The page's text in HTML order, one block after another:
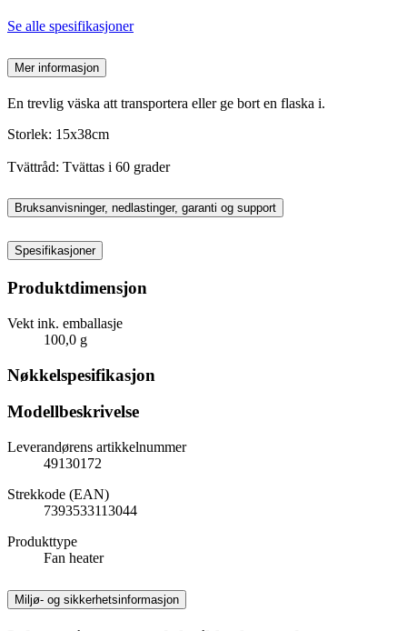
Se alle spesifikasjoner
Mer informasjon
En trevlig väska att transportera eller ge bort en flaska i.
Storlek: 15x38cm
Tvättråd: Tvättas i 60 grader
Bruksanvisninger, nedlastinger, garanti og support
Spesifikasjoner
Produktdimensjon
Vekt ink. emballasje
100,0 g
Nøkkelspesifikasjon
Modellbeskrivelse
Leverandørens artikkelnummer
49130172
Strekkode (EAN)
7393533113044
Produkttype
Fan heater
Miljø- og sikkerhetsinformasjon